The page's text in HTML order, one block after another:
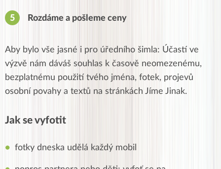
Rozdáme a pošleme ceny
Aby bylo vše jasné i pro úředního šimla: Účastí ve
výzvě nám dáváš souhlas k časově neomezenému,
bezplatnému použití tvého jména, fotek, projevů
osobní povahy a textů na stránkách Jíme Jinak.
Jak se vyfotit
fotky dneska udělá každý mobil